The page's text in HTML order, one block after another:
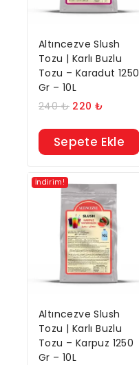
Altıncezve Slush
Tozu | Karlı Buzlu
Tozu – Karadut 1250
Gr – 10L
240₺ 220₺
Sepete Ekle
İndirim!
Altıncezve Slush
Tozu | Karlı Buzlu
Tozu – Karpuz 1250
Gr – 10L